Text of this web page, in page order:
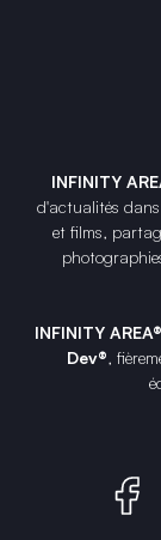
INFINITY
d'actualités
et films,
INFINITY AREA®
Dev®,